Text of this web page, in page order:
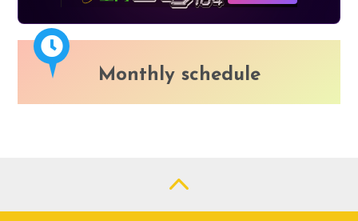
Monthly schedule